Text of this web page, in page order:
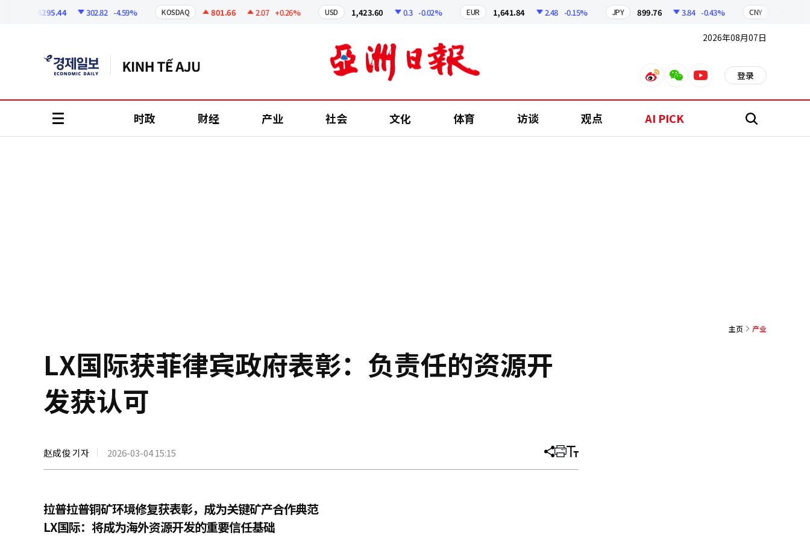
6295.44 302.82 -4.59% KOSDAQ 801.66 2.07 +0.26% USD 1,423.60 0.3 -0.02% EUR 1,641.84 2.48 -0.15% JPY 899.76 3.84 -0.43% CNY 210.96
2026年08月07日
weiboweixinyoutube 登录
时政 财经 产业 社会 文化 体育 访谈 观点 AI PICK 搜
主页 产业
LX国际获菲律宾政府表彰：负责任的资源开
发获认可
赵成俊 기자 2026-03-04 15:15 分
文
打 调
大
拉普拉普铜矿环境修复获表彰，成为关键矿产合作典范
LX国际：将成为海外资源开发的重要信任基础